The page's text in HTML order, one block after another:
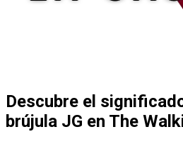
Descubre el
brújula JG en The